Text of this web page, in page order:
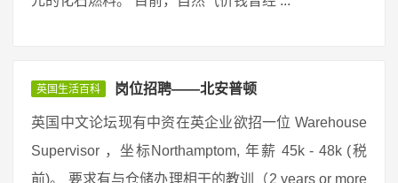
英国生活百科 岗位招聘——北安普顿
英国中文论坛现有中资在英企业欲招一位 Warehouse
Supervisor ，坐标Northamptom, 年薪 45k - 48k (税
前)。 要求有与仓储办理相干的教训（2 years or more